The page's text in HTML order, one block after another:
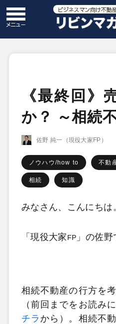
《最終回》
か？ ～相続
佐野 純一（現役大家FP）
ノウハウ/how to 不動
相続 知識
みなさん、こんにちは
「現役大家FP 」の佐野
相続不動産の行方を
（前回までをお読み
チラから）。相続不